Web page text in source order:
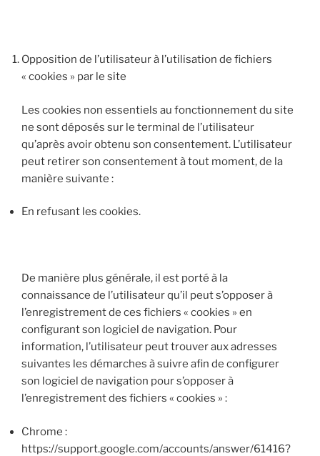
Opposition de l’utilisateur à l’utilisation de fichiers
« cookies » par le site
Les cookies non essentiels au fonctionnement du site
ne sont déposés sur le terminal de l’utilisateur
qu’après avoir obtenu son consentement. L’utilisateur
peut retirer son consentement à tout moment, de la
manière suivante :
En refusant les cookies.
De manière plus générale, il est porté à la
connaissance de l’utilisateur qu’il peut s’opposer à
l’enregistrement de ces fichiers « cookies » en
configurant son logiciel de navigation. Pour
information, l’utilisateur peut trouver aux adresses
suivantes les démarches à suivre afin de configurer
son logiciel de navigation pour s’opposer à
l’enregistrement des fichiers « cookies » :
Chrome :
https://support.google.com/accounts/answer/61416?